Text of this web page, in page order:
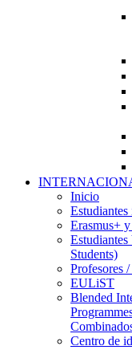
Inicio
Estudiantes
Erasmus+
Students)
Profesores
EULiST
Blended
Centro de